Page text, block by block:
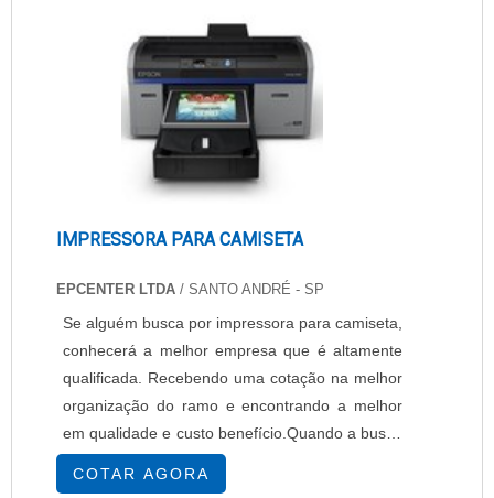
máxima produtividade e eficiênci....
IMPRESSORA PARA CAMISETA
EPCENTER LTDA / SANTO ANDRÉ - SP
Se alguém busca por impressora para camiseta,
conhecerá a melhor empresa que é altamente
qualificada. Recebendo uma cotação na melhor
organização do ramo e encontrando a melhor
em qualidade e custo benefício.Quando a busca
é por impressora para camiseta, com a
EPcenter atingirá ótima qualidade com venda de
COTAR AGORA